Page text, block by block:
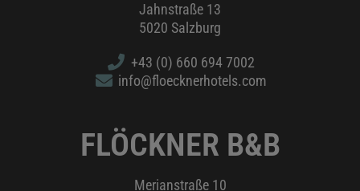
Jahnstraße 13
5020 Salzburg
+43 (0) 660 694 7002
info@floecknerhotels.com
FLÖCKNER B&B
Merianstraße 10